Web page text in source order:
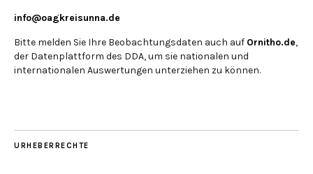
info@oagkreisunna.de
Bitte melden Sie Ihre Beobachtungsdaten auch auf Ornitho.de,
der Datenplattform des DDA, um sie nationalen und
internationalen Auswertungen unterziehen zu können.
URHEBERRECHTE